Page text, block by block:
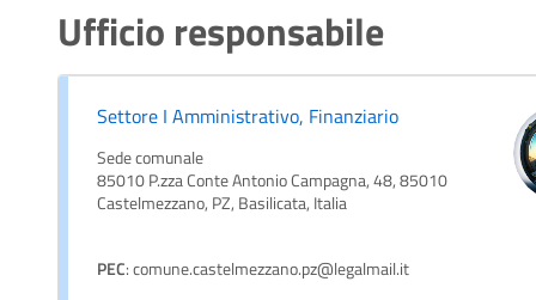
Ufficio responsabile
Settore I Amministrativo, Finanziario
Sede comunale
85010 P.zza Conte Antonio Campagna, 48, 85010
Castelmezzano, PZ, Basilicata, Italia
PEC: comune.castelmezzano.pz@legalmail.it